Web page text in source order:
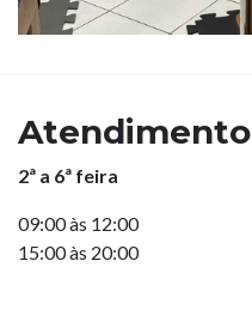
Atendimento
2ª a 6ª feira
09:00 às 12:00
15:00 às 20:00